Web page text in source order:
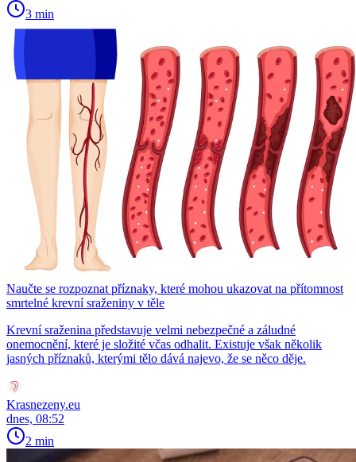
3 min
Naučte se rozpoznat příznaky, které mohou ukazovat na přítomnost
smrtelné krevní sraženiny v těle
Krevní sraženina představuje velmi nebezpečné a záludné
onemocnění, které je složité včas odhalit. Existuje však několik
jasných příznaků, kterými tělo dává najevo, že se něco děje.
Krasnezeny.eu
dnes, 08:52
2 min